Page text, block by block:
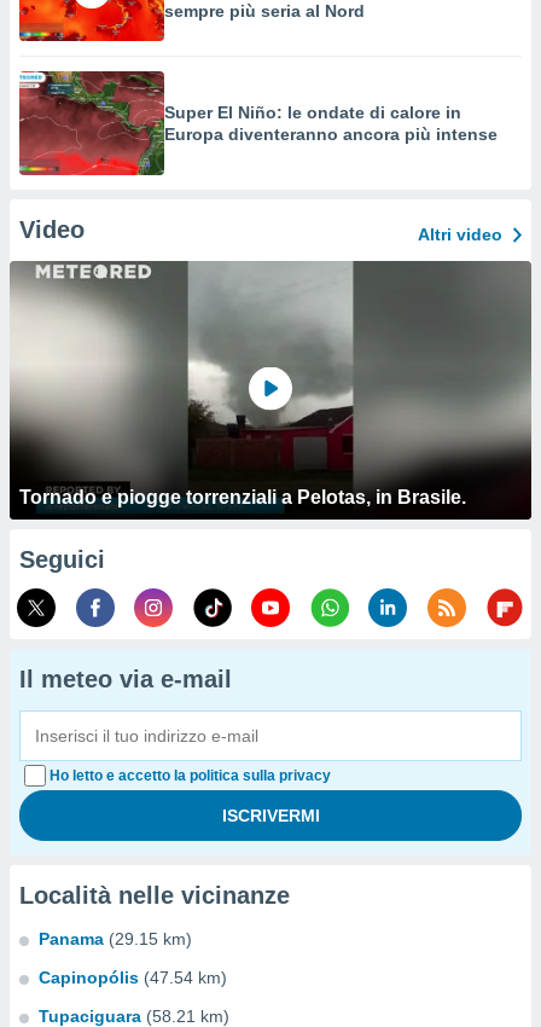
sempre più seria al Nord
Super El Niño: le ondate di calore in
Europa diventeranno ancora più intense
Video Altri video
Tornado e piogge torrenziali a Pelotas, in Brasile.
Seguici
Il meteo via e-mail
Ho letto e accetto la politica sulla privacy
Località nelle vicinanze
Panama (29.15 km)
Capinopólis (47.54 km)
Tupaciguara (58.21 km)